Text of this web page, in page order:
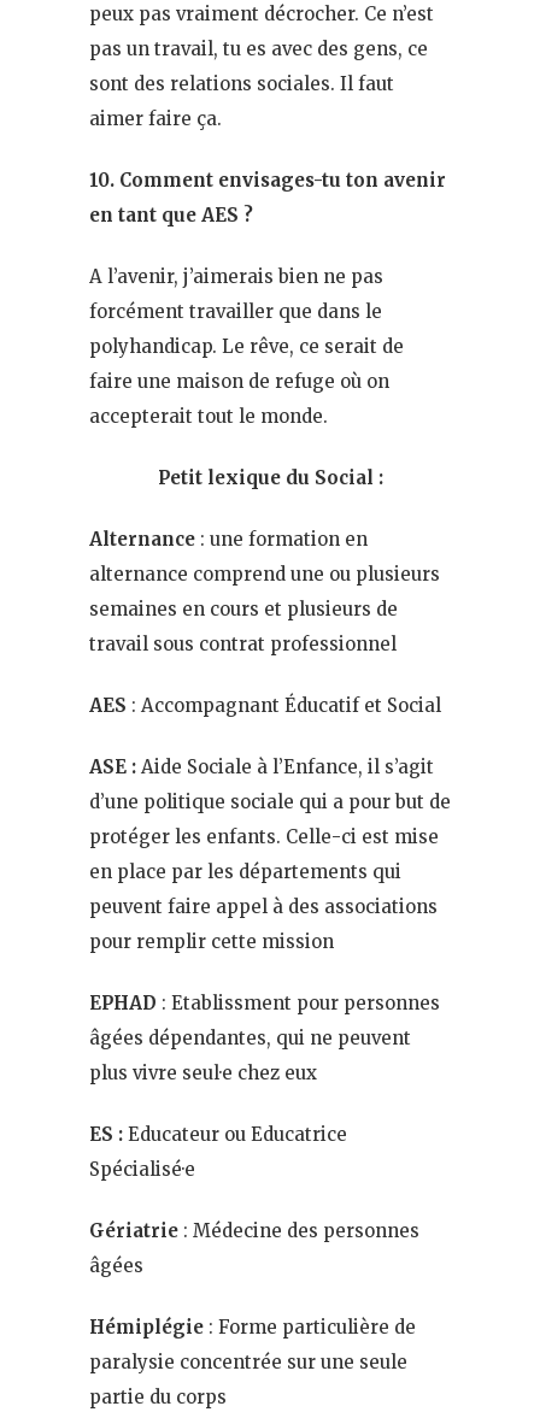
peux pas vraiment décrocher. Ce n’est
pas un travail, tu es avec des gens, ce
sont des relations sociales. Il faut
aimer faire ça.
10. Comment envisages-tu ton avenir
en tant que AES ?
A l’avenir, j’aimerais bien ne pas
forcément travailler que dans le
polyhandicap. Le rêve, ce serait de
faire une maison de refuge où on
accepterait tout le monde.
Petit lexique du Social :
Alternance : une formation en
alternance comprend une ou plusieurs
semaines en cours et plusieurs de
travail sous contrat professionnel
AES : Accompagnant Éducatif et Social
ASE : Aide Sociale à l’Enfance, il s’agit
d’une politique sociale qui a pour but de
protéger les enfants. Celle-ci est mise
en place par les départements qui
peuvent faire appel à des associations
pour remplir cette mission
EPHAD : Etablissment pour personnes
âgées dépendantes, qui ne peuvent
plus vivre seul·e chez eux
ES : Educateur ou Educatrice
Spécialisé·e
Gériatrie : Médecine des personnes
âgées
Hémiplégie : Forme particulière de
paralysie concentrée sur une seule
partie du corps